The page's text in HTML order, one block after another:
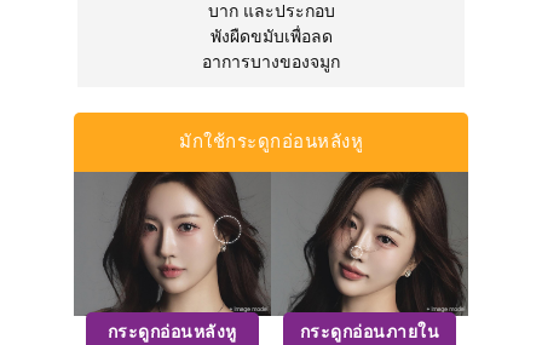
บาก และประกอบ
พังผืดขมับเพื่อลด
อาการบางของจมูก
มักใช้กระดูกอ่อนหลังหู
กระดูกอ่อนหลังหู
กระดูกอ่อนภายใน